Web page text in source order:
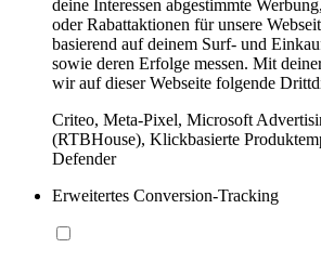
deine Interessen abgestimmte
oder Rabattaktionen für unsere
basierend auf deinem Surf- und
sowie deren Erfolge messen. Mit
wir auf dieser Webseite folgende
Criteo, Meta-Pixel, Microsoft
(RTBHouse), Klickbasierte
Defender
Erweitertes Conversion-Tracking